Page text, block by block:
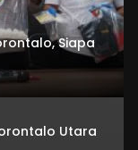
Siapa
Utara